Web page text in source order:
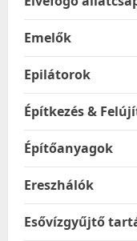
Emelők
Epilátorok
Építkezés &
Építőanyagok
Ereszhálók
Esővízgyűjtő